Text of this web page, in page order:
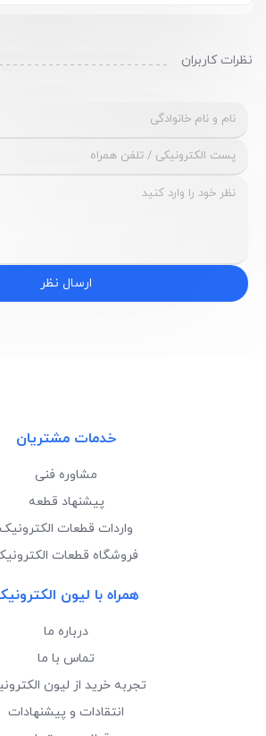
نظرات کاربران
ارسال نظر
خدمات مشتریان
مشاوره فنی
پیشنهاد قطعه
واردات قطعات الکترونیک
فروشگاه قطعات
همراه با لیون
درباره ما
تماس با ما
تجربه خرید از لیون
انتقادات و پیشنهادات